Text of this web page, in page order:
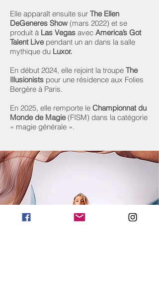
Elle apparaît ensuite sur The Ellen
DeGeneres Show (mars 2022) et se
produit à Las Vegas avec America’s Got
Talent Livependant un an dans la salle
mythique du Luxor.
En début 2024, elle rejoint la troupe The
Illusionists pour une résidence aux Folies
Bergère à Paris.
En 2025, elle remporte le Championnat du
Monde de Magie(FISM) dans la catégorie
« magie générale ».